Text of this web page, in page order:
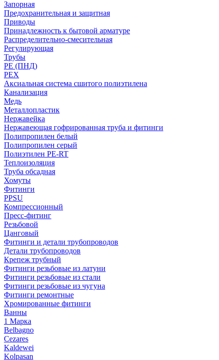
Запорная
Предохранительная и защитная
Приводы
Принадлежность к бытовой арматуре
Распределительно-смесительная
Регулирующая
Трубы
PE (ПНД)
PEX
Аксиальная система сшитого полиэтилена
Канализация
Медь
Металлопластик
Нержавейка
Нержавеющая гофрированная труба и фитинги
Полипропилен белый
Полипропилен серый
Полиэтилен PE-RT
Теплоизоляция
Труба обсадная
Хомуты
Фитинги
PPSU
Компрессионный
Пресс-фитинг
Резьбовой
Цанговый
Фитинги и детали трубопроводов
Детали трубопроводов
Крепеж трубный
Фитинги резьбовые из латуни
Фитинги резьбовые из стали
Фитинги резьбовые из чугуна
Фитинги ремонтные
Хромированные фитинги
Ванны
1 Марка
Belbagno
Cezares
Kaldewei
Kolpasan